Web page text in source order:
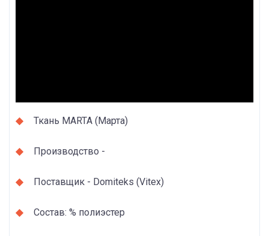
Ткань MARTA (Марта)
Производство -
Поставщик - Domiteks (Vitex)
Состав: % полиэстер